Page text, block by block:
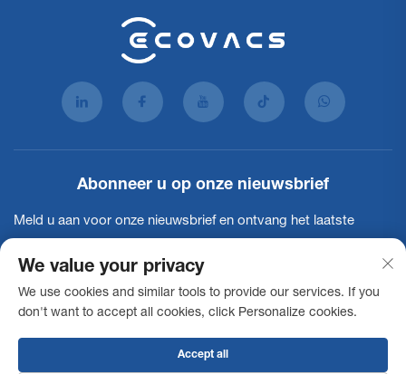
Abonneer u op onze nieuwsbrief
Meld u aan voor onze nieuwsbrief en ontvang het laatste
Abonneren
We value your privacy
We use cookies and similar tools to provide our services. If you
don't want to accept all cookies, click Personalize cookies.
Accept all